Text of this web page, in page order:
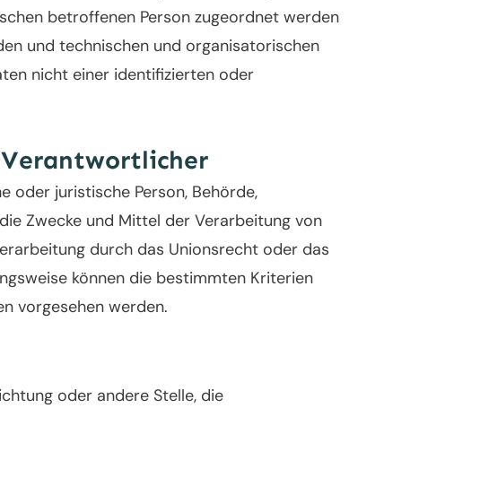
betroffenen Person zugeordnet werden
und technischen und organisatorischen
nicht einer identifizierten oder
juristische Person, Behörde,
Zwecke und Mittel der Verarbeitung von
durch das Unionsrecht oder das
können die bestimmten Kriterien
vorgesehen werden.
oder andere Stelle, die